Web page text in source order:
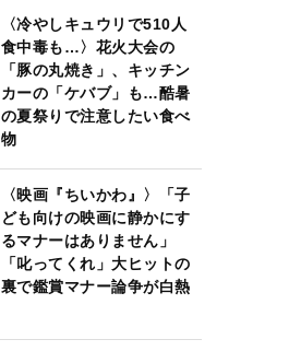
〈冷やしキュウリで510人
食中毒も…〉花火大会の
「豚の丸焼き」、キッチン
カーの「ケバブ」も…酷暑
の夏祭りで注意したい食べ
物
〈映画『ちいかわ』〉「子
ども向けの映画に静かにす
るマナーはありません」
「叱ってくれ」大ヒットの
裏で鑑賞マナー論争が白熱